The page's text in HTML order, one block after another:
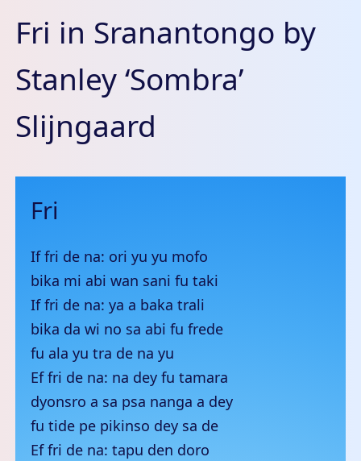
Fri in Sranantongo by
Stanley ‘Sombra’
Slijngaard
Fri
If fri de na: ori yu yu mofo
bika mi abi wan sani fu taki
If fri de na: ya a baka trali
bika da wi no sa abi fu frede
fu ala yu tra de na yu
Ef fri de na: na dey fu tamara
dyonsro a sa psa nanga a dey
fu tide pe pikinso dey sa de
Ef fri de na: tapu den doro